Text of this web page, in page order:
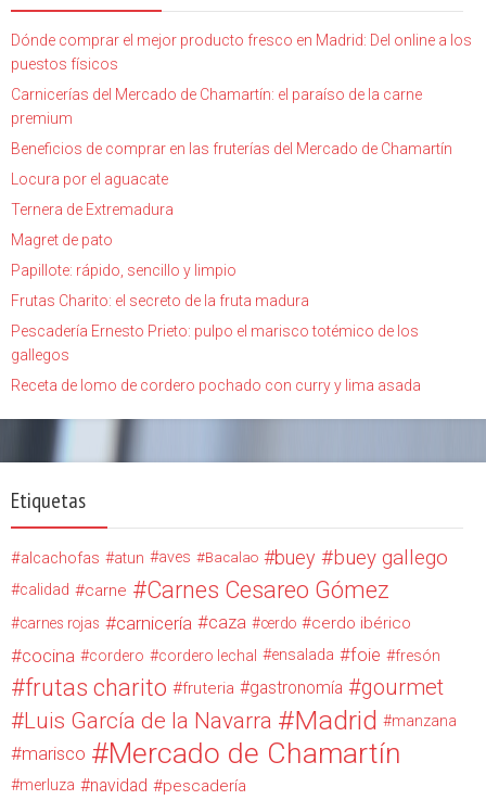
Dónde comprar el mejor producto fresco en Madrid: Del online a los
puestos físicos
Carnicerías del Mercado de Chamartín: el paraíso de la carne
premium
Beneficios de comprar en las fruterías del Mercado de Chamartín
Locura por el aguacate
Ternera de Extremadura
Magret de pato
Papillote: rápido, sencillo y limpio
Frutas Charito: el secreto de la fruta madura
Pescadería Ernesto Prieto: pulpo el marisco totémico de los
gallegos
Receta de lomo de cordero pochado con curry y lima asada
Etiquetas
alcachofas atun aves Bacalao buey buey gallego
calidad carne Carnes Cesareo Gómez
carnes rojas carnicería caza cerdo cerdo ibérico
cocina cordero cordero lechal ensalada foie fresón
frutas charito fruteria gastronomía gourmet
Luis García de la Navarra Madrid manzana
marisco Mercado de Chamartín
merluza navidad pescadería